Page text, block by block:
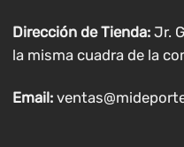
Dirección de Tienda: Jr.
la misma cuadra de la
Email: